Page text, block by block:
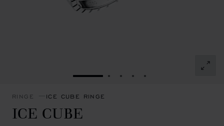
ZUR FOLIE GEHEN 1
ZUR FOLIE GEHEN 2
ZUR FOLIE GEHEN 3
ZUR FOLIE GEHEN 4
ZUR FOLIE GEHEN
RINGE ICE CUBE RINGE
ICE CUBE